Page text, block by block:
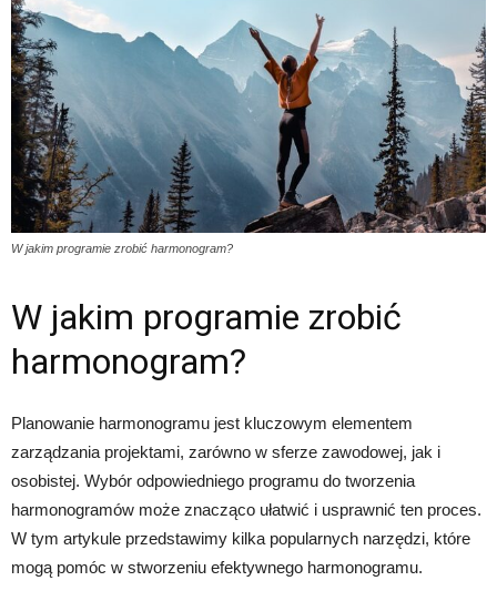
W jakim programie zrobić harmonogram?
W jakim programie zrobić
harmonogram?
Planowanie harmonogramu jest kluczowym elementem
zarządzania projektami, zarówno w sferze zawodowej, jak i
osobistej. Wybór odpowiedniego programu do tworzenia
harmonogramów może znacząco ułatwić i usprawnić ten proces.
W tym artykule przedstawimy kilka popularnych narzędzi, które
mogą pomóc w stworzeniu efektywnego harmonogramu.